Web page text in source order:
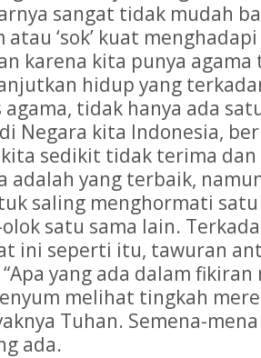
sangat tidak mudah
atau ‘sok’ kuat
karena kita punya
hidup yang
agama, tidak hanya ada
Negara kita Indonesia,
sedikit tidak terima dan
adalah yang terbaik,
saling menghormati
satu sama lain.
ini seperti itu, tawuran
yang ada dalam fikiran
melihat tingkah
Tuhan. Semena-
ada.